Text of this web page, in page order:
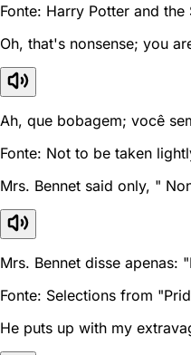
Fonte: Harry Potter and
Oh, that's nonsense; you
Ah, que bobagem; você
Fonte: Not to be taken
Mrs. Bennet said only, "
Mrs. Bennet disse apenas:
Fonte: Selections from
He puts up with my